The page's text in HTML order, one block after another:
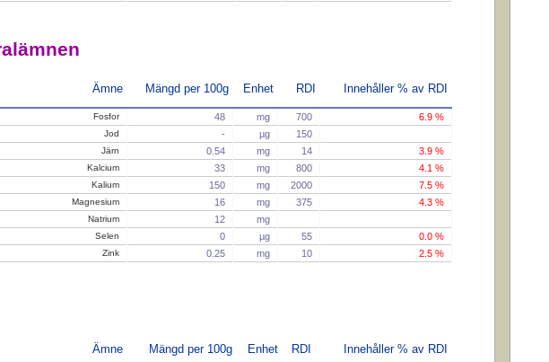
Ämne Mängd per 100g Enhet RDI Innehåller % av RDI
Fosfor 48 mg 700 6.9 %
Jod - µg 150
Järn 0.54 mg 14 3.9 %
Kalcium 33 mg 800 4.1 %
Kalium 150 mg 2000 7.5 %
Magnesium 16 mg 375 4.3 %
Natrium 12 mg
Selen 0 µg 55 0.0 %
Zink 0.25 mg 10 2.5 %
Ämne Mängd per 100g Enhet RDI Innehåller % av RDI